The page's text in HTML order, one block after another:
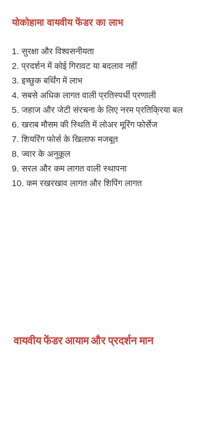
योकोहामा वायवीय फेंडर का लाभ
1. सुरक्षा और विश्वसनीयता
2. प्रदर्शन में कोई गिरावट या बदलाव नहीं
3. इच्छुक बर्थिंग में लाभ
4. सबसे अधिक लागत वाली प्रतिस्पर्धी प्रणाली
5. जहाज और जेटी संरचना के लिए नरम प्रतिक्रिया बल
6. खराब मौसम की स्थिति में लोअर मूरिंग फोर्सेज
7. शियरिंग फोर्स के खिलाफ मजबूत
8. ज्वार के अनुकूल
9. सरल और कम लागत वाली स्थापना
10. कम रखरखाव लागत और शिपिंग लागत
वायवीय फेंडर आयाम और प्रदर्शन मान